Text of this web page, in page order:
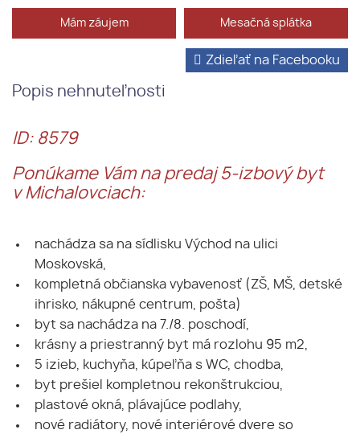
Mám záujem Mesačná splátka
Popis nehnuteľnosti
Zdieľať na Facebooku
ID: 8579
Ponúkame Vám na predaj 5-izbový byt
v Michalovciach:
nachádza sa na sídlisku Východ na ulici
Moskovská,
kompletná občianska vybavenosť (ZŠ, MŠ, detské
ihrisko, nákupné centrum, pošta)
byt sa nachádza na 7./8. poschodí,
krásny a priestranný byt má rozlohu 95 m2,
5 izieb, kuchyňa, kúpeľňa s WC, chodba,
byt prešiel kompletnou rekonštrukciou,
plastové okná, plávajúce podlahy,
nové radiátory, nové interiérové dvere so